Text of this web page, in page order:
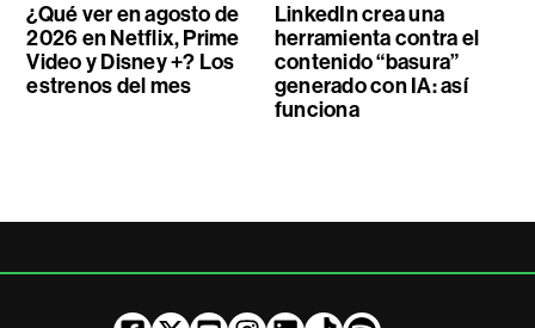
¿Qué ver en agosto de
2026 en Netflix, Prime
Video y Disney +? Los
estrenos del mes
LinkedIn crea una
herramienta contra el
contenido “basura”
generado con IA: así
funciona